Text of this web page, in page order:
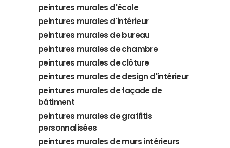
peintures murales d'école
peintures murales d'intérieur
peintures murales de bureau
peintures murales de chambre
peintures murales de clôture
peintures murales de design d'intérieur
peintures murales de façade de
bâtiment
peintures murales de graffitis
personnalisées
peintures murales de murs intérieurs